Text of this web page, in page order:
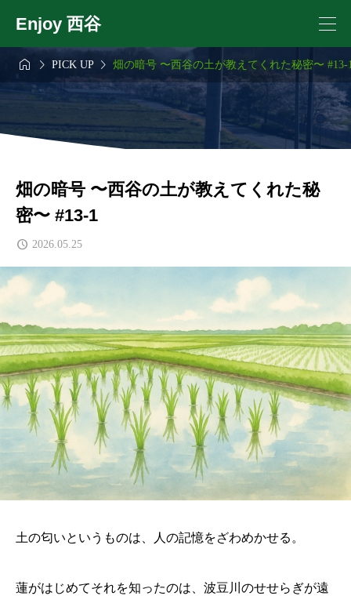
Enjoy 西谷
  PICK UP  畑の暗号 〜西谷の土が教えてくれた秘密〜 #13-
畑の暗号 〜西谷の土が教えてくれた秘
密〜 #13-1
2026.05.25
土の匂いというものは、人の記憶をざわめかせる。
蓮がはじめてそれを知ったのは、波豆川のせせらぎが遠